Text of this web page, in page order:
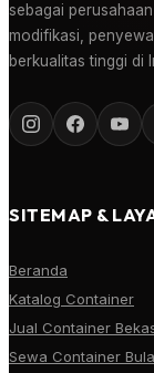
sebagai
modifikasi,
berkualitas tinggi di
SITEMAP &
Beranda
Katalog Container
Jual Container
Sewa Container